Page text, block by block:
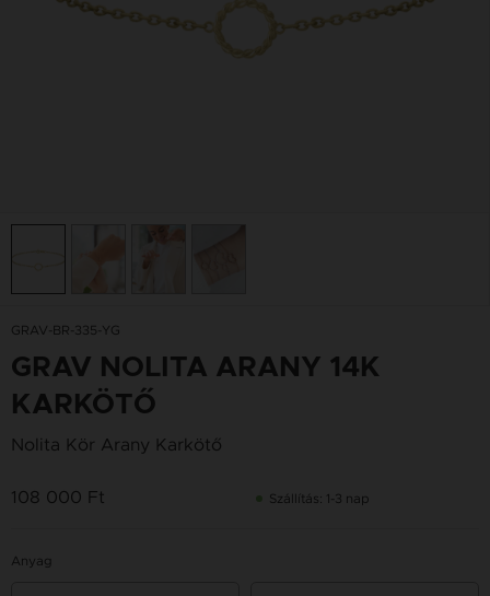
GRAV-BR-335-YG
GRAV NOLITA ARANY 14K
KARKÖTŐ
Nolita Kör Arany Karkötő
108 000 Ft Szállítás: 1-3 nap
Anyag